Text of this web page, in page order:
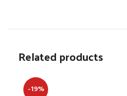
Related products
-19%